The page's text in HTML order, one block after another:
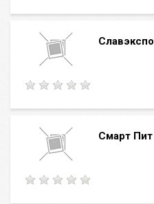
Cлавэкспо
Cмарт Пит